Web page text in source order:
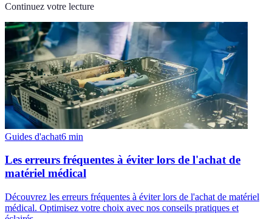
Continuez votre lecture
Guides d'achat6 min
Les erreurs fréquentes à éviter lors de l'achat de
matériel médical
Découvrez les erreurs fréquentes à éviter lors de l'achat de matériel
médical. Optimisez votre choix avec nos conseils pratiques et